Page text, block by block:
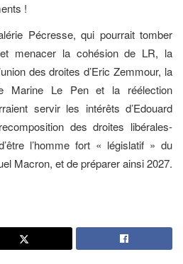
!
Pécresse, qui pourrait tomber
menacer la cohésion de LR, la
des droites d’Eric Zemmour, la
Marine Le Pen et la réélection
servir les intérêts d’Edouard
des droites libérales-
l’homme fort « législatif » du
Macron, et de préparer ainsi 2027.